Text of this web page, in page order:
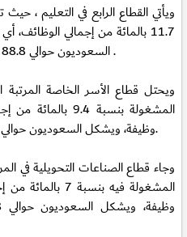
ويأتي القطاع الرابع في التعليم ،
السعوديون حوالي 88.8 بالمائة،أي بنحو 1.04 مليون مواطن .
ويحتل قطاع الأسر الخاصة
وظيفة، ويشكل السعوديون حوالي 0.2 بالمائة، أي بنحو 2,275 مواطن.
وجاء قطاع الصناعات التحويلية في